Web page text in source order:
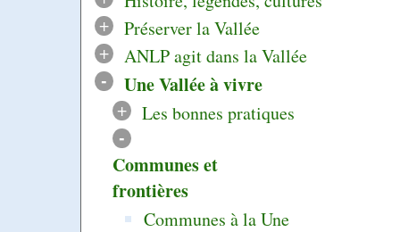
+
Préserver la Vallée
+
ANLP agit dans la Vallée
- Une Vallée à vivre
+ Les bonnes pratiques
-
Communes et
frontières
Communes à la Une